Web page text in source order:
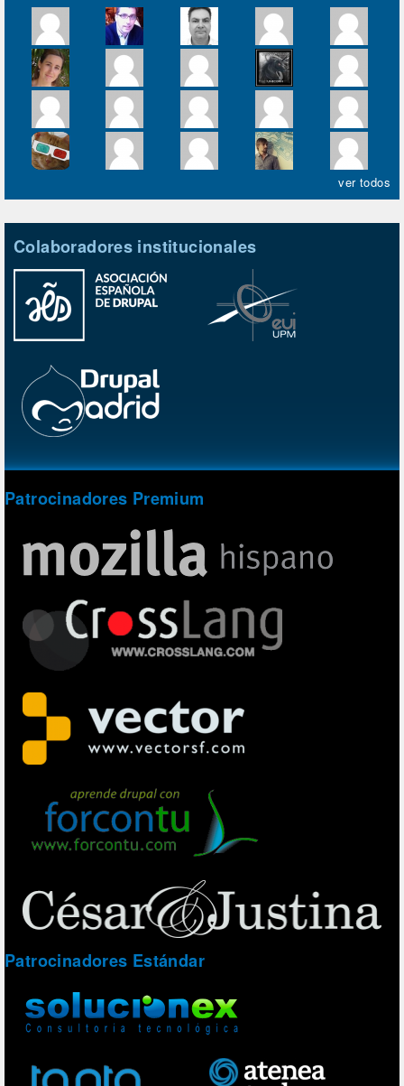
ver todos
Colaboradores institucionales
Patrocinadores Premium
Patrocinadores Estándar